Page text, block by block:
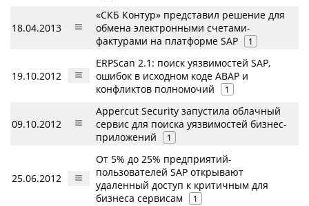
18.04.2013
«СКБ Контур» представил решение для
обмена электронными счетами-
фактурами на платформе SAP
1
19.10.2012
ERPScan 2.1: поиск уязвимостей SAP,
ошибок в исходном коде ABAP и
конфликтов полномочий
1
09.10.2012
Appercut Security запустила облачный
сервис для поиска уязвимостей бизнес-
приложений
1
25.06.2012
От 5% до 25% предприятий-
пользователей SAP открывают
удаленный доступ к критичным для
бизнеса сервисам
1